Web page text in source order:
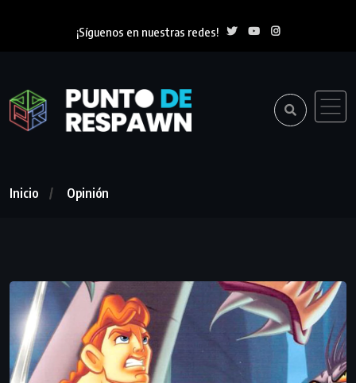
¡Síguenos en nuestras redes!
Inicio Opinión